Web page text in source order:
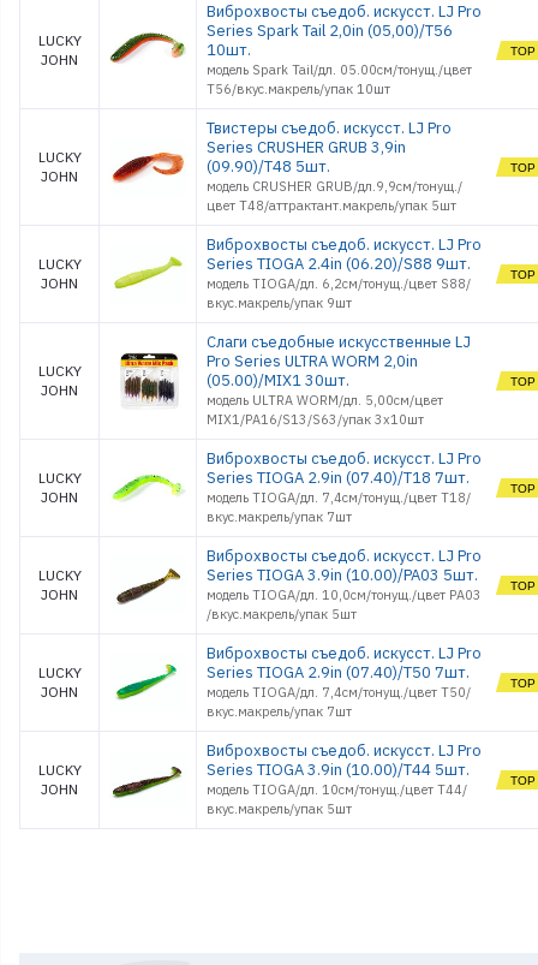
LUCKY
JOHN
Виброхвосты съедоб. искусст. LJ Pro
Series Spark Tail 2,0in (05,00)/T56
10шт.
модель Spark Tail/дл. 05.00см/тонущ./цвет
T56/вкус.макрель/упак 10шт
LUCKY
JOHN
Твистеры съедоб. искусст. LJ Pro
Series CRUSHER GRUB 3,9in
(09.90)/T48 5шт.
модель CRUSHER GRUB/дл.9,9см/тонущ./
цвет T48/аттрактант.макрель/упак 5шт
LUCKY
JOHN
Виброхвосты съедоб. искусст. LJ Pro
Series TIOGA 2.4in (06.20)/S88 9шт.
модель TIOGA/дл. 6,2см/тонущ./цвет S88/
вкус.макрель/упак 9шт
LUCKY
JOHN
Слаги съедобные искусственные LJ
Pro Series ULTRA WORM 2,0in
(05.00)/MIX1 30шт.
модель ULTRA WORM/дл. 5,00см/цвет
MIX1/PA16/S13/S63/упак 3x10шт
LUCKY
JOHN
Виброхвосты съедоб. искусст. LJ Pro
Series TIOGA 2.9in (07.40)/T18 7шт.
модель TIOGA/дл. 7,4см/тонущ./цвет T18/
вкус.макрель/упак 7шт
LUCKY
JOHN
Виброхвосты съедоб. искусст. LJ Pro
Series TIOGA 3.9in (10.00)/PA03 5шт.
модель TIOGA/дл. 10,0см/тонущ./цвет PA03
/вкус.макрель/упак 5шт
LUCKY
JOHN
Виброхвосты съедоб. искусст. LJ Pro
Series TIOGA 2.9in (07.40)/T50 7шт.
модель TIOGA/дл. 7,4см/тонущ./цвет T50/
вкус.макрель/упак 7шт
LUCKY
JOHN
Виброхвосты съедоб. искусст. LJ Pro
Series TIOGA 3.9in (10.00)/T44 5шт.
модель TIOGA/дл. 10см/тонущ./цвет T44/
вкус.макрель/упак 5шт